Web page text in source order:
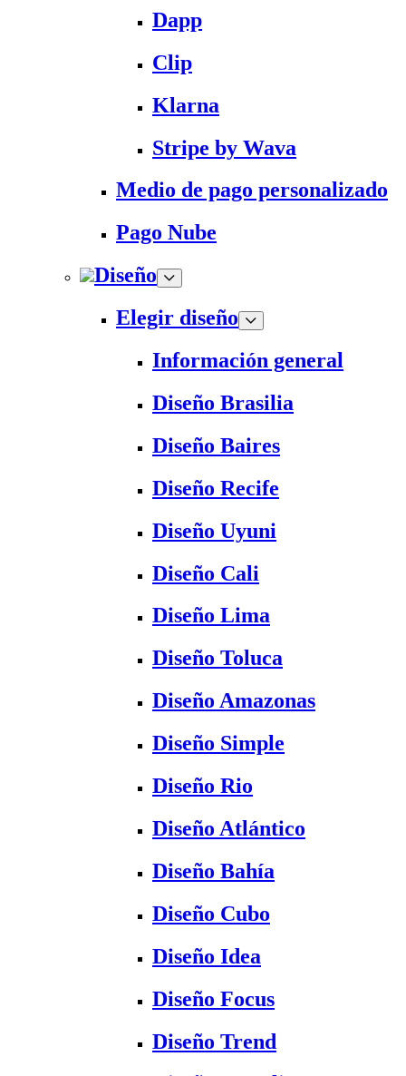
Dapp
Clip
Klarna
Stripe by Wava
Medio de pago personalizado
Pago Nube
Diseño
Elegir diseño
Información general
Diseño Brasilia
Diseño Baires
Diseño Recife
Diseño Uyuni
Diseño Cali
Diseño Lima
Diseño Toluca
Diseño Amazonas
Diseño Simple
Diseño Rio
Diseño Atlántico
Diseño Bahía
Diseño Cubo
Diseño Idea
Diseño Focus
Diseño Trend